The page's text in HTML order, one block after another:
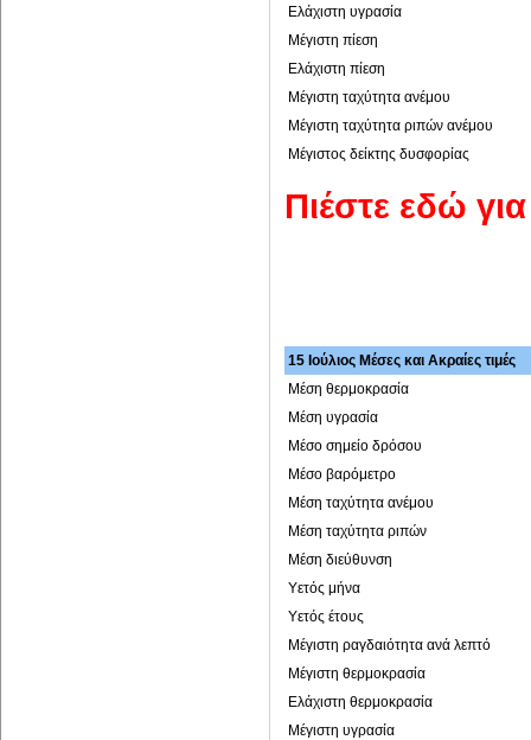
Ελάχιστη υγρασία
Μέγιστη πίεση
Ελάχιστη πίεση
Μέγιστη ταχύτητα ανέμου
Μέγιστη ταχύτητα ριπών ανέμου
Μέγιστος δείκτης δυσφορίας
Πιέστε εδώ
15 Ιούλιος Μέσες και Ακραίες τιμές
Μέση θερμοκρασία
Μέση υγρασία
Μέσο σημείο δρόσου
Μέσο βαρόμετρο
Μέση ταχύτητα ανέμου
Μέση ταχύτητα ριπών
Μέση διεύθυνση
Υετός μήνα
Υετός έτους
Μέγιστη ραγδαιότητα ανά λεπτό
Μέγιστη θερμοκρασία
Ελάχιστη θερμοκρασία
Μέγιστη υγρασία